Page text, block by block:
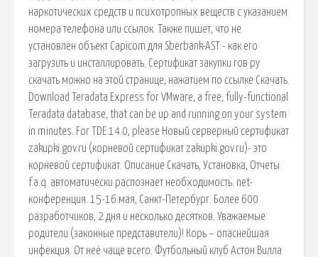
наркотических средств и психотропных веществ с указанием
номера телефона или ссылок. Также пишет, что не
установлен объект Capicom для Sberbank-AST - как его
загрузить и инсталлировать. Сертификат закупки гов ру
скачать можно на этой странице, нажатием по ссылке Скачать.
Download Teradata Express for VMware, a free, fully-functional
Teradata database, that can be up and running on your system
in minutes. For TDE 14.0, please Новый серверный сертификат
zakupki.gov.ru (корневой сертификат zakupki.gov.ru)- это
корневой сертификат. Описание Скачать, Установка, Отчеты
f.a.q. автоматически распознает необходимость. net-
конференция. 15-16 мая, Санкт-Петербург. Более 600
разработчиков, 2 дня и несколько десятков. Уважаемые
родители (законные представители)! Корь – опаснейшая
инфекция. От неё чаще всего. Футбольный клуб Астон Вилла